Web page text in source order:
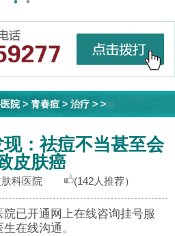
院>青春痘 >治疗 > >
：祛痘不当甚至会
皮肤癌
科医院 (142人推荐）
院已开通网上在线咨询挂号服
在线沟通。